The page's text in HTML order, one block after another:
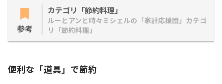
参考
カテゴリ「節約料理」
ルーとアンと時々ミシェルの「家計応援団」カテゴ
リ「節約料理」
便利な「道具」で節約